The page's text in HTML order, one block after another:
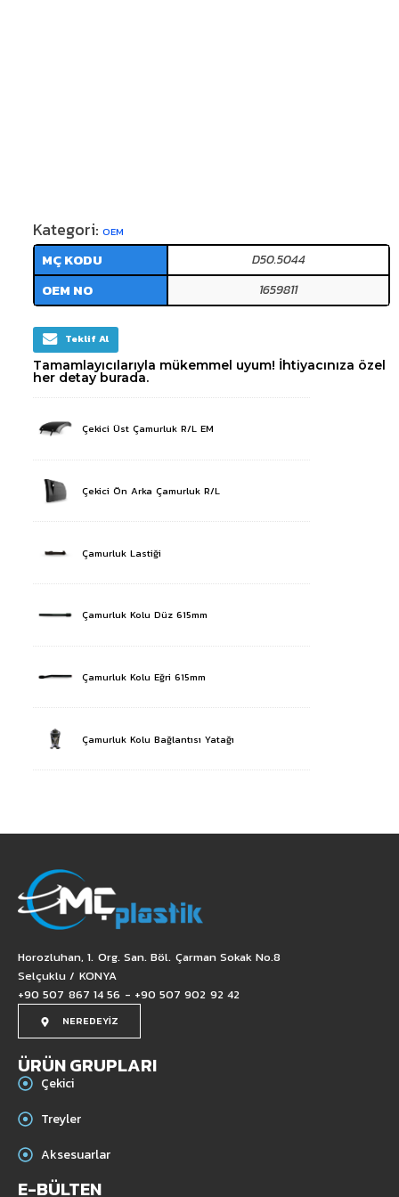
Kategori: OEM
MÇ KODU D50.5044
OEM NO 1659811
Teklif Al
Tamamlayıcılarıyla mükemmel uyum! İhtiyacınıza özel
her detay burada.
Çekici Üst Çamurluk R/L EM
Çekici Ön Arka Çamurluk R/L
Çamurluk Lastiği
Çamurluk Kolu Düz 615mm
Çamurluk Kolu Eğri 615mm
Çamurluk Kolu Bağlantısı Yatağı
Horozluhan, 1. Org. San. Böl. Çarman Sokak No.8
Selçuklu / KONYA
+90 507 867 14 56 - +90 507 902 92 42
NEREDEYİZ
ÜRÜN GRUPLARI
Çekici
Treyler
Aksesuarlar
E-BÜLTEN